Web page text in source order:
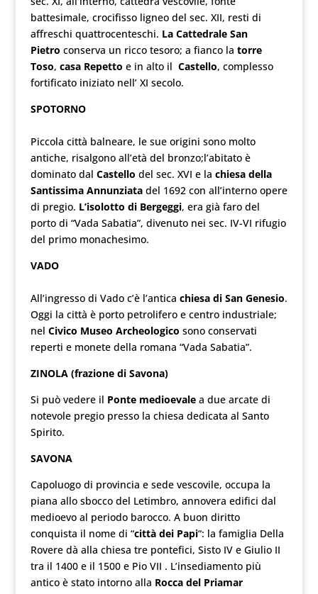
battesimale, crocifisso ligneo del sec. XII, resti di
affreschi quattrocenteschi. La Cattedrale San
Pietro conserva un ricco tesoro; a fianco la torre
Toso, casa Repetto e in alto il Castello, complesso
fortificato iniziato nell’ XI secolo.
SPOTORNO
Piccola città balneare, le sue origini sono molto
antiche, risalgono all’età del bronzo;l’abitato è
dominato dal Castello del sec. XVI e la chiesa della
Santissima Annunziatadel 1692 con all’interno opere
di pregio. L’isolotto di Bergeggi, era già faro del
porto di “Vada Sabatia”, divenuto nei sec. IV-VI rifugio
del primo monachesimo.
VADO
All’ingresso di Vado c’è l’antica chiesa di San Genesio.
Oggi la città è porto petrolifero e centro industriale;
nel Civico Museo Archeologico sono conservati
reperti e monete della romana “Vada Sabatia”.
ZINOLA (frazione di Savona)
Si può vedere il Ponte medioevalea due arcate di
notevole pregio presso la chiesa dedicata al Santo
Spirito.
SAVONA
Capoluogo di provincia e sede vescovile, occupa la
piana allo sbocco del Letimbro, annovera edifici dal
medioevo al periodo barocco. A buon diritto
conquista il nome di “città dei Papi“: la famiglia Della
Rovere dà alla chiesa tre pontefici, Sisto IV e Giulio II
tra il 1400 e il 1500 e Pio VII . L’insediamento più
antico è stato intorno alla Rocca del Priamar